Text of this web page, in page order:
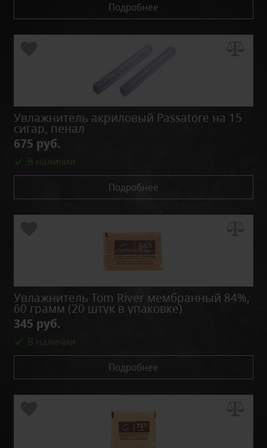
Подробнее
Увлажнитель акриловый Passatore на 15
сигар, пенал
675 руб.
В наличии
Подробнее
Увлажнитель Tom River мембранный 84%,
60 грамм (20 штук в упаковке)
345 руб.
В наличии
Подробнее